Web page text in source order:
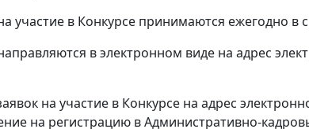
участие в Конкурсе принимаются ежегодно
в электронном виде на адрес
на участие в Конкурсе на адрес
на регистрацию в Административно-